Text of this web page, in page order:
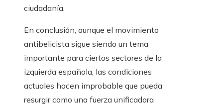
ciudadanía.
En conclusión, aunque el movimiento
antibelicista sigue siendo un tema
importante para ciertos sectores de la
izquierda española, las condiciones
actuales hacen improbable que pueda
resurgir como una fuerza unificadora